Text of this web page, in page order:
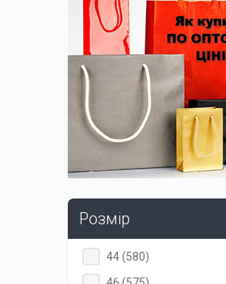
Розмір
Apply
44
44 (580)
Apply